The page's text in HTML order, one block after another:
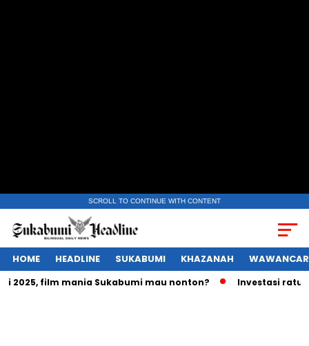
SCROLL TO CONTINUE WITH CONTENT
HOME HEADLINE SUKABUMI KHAZANAH
film mania Sukabumi mau nonton? Investasi ratusan